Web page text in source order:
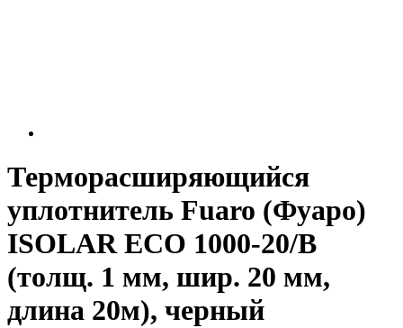
Терморасширяющийся
уплотнитель Fuaro (Фуаро)
ISOLAR ECO 1000-20/B
(толщ. 1 мм, шир. 20 мм,
длина 20м), черный